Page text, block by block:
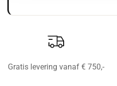
Gratis levering vanaf € 750,-